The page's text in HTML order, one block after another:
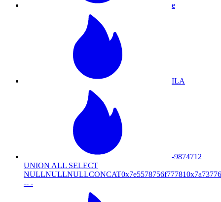
e
ILA
-9874712
UNION ALL SELECT
-- -